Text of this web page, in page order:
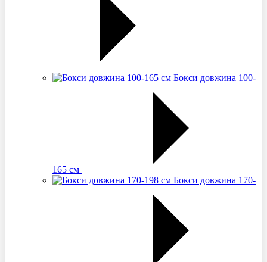
Бокси довжина 100-
165 см
Бокси довжина 170-